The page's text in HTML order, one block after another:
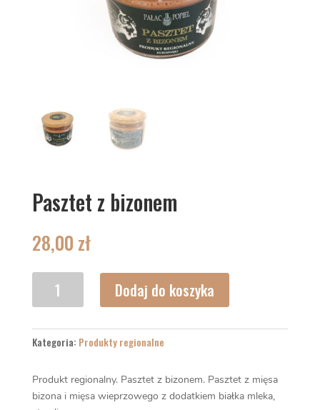
Pasztet z bizonem
28,00 zł
Pasztet
bizonem
Dodaj do koszyka
Kategoria: Produkty regionalne
Produkt regionalny. Pasztet z bizonem. Pasztet z mięsa
bizona i mięsa wieprzowego z dodatkiem białka mleka,